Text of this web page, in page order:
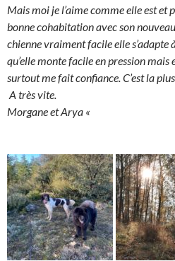
Mais moi je l’aime comme elle est et
bonne cohabitation avec son
chienne vraiment facile elle
qu’elle monte facile en pression mais
surtout me fait confiance. C’est la
A très vite.
Morgane et Arya «